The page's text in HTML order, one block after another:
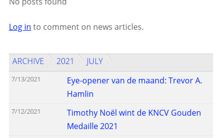
Log in to comment on news articles.
ARCHIVE 2021 JULY
7/13/2021
Eye-opener van de maand: Trevor A.
Hamlin
7/12/2021
Timothy Noël wint de KNCV Gouden
Medaille 2021